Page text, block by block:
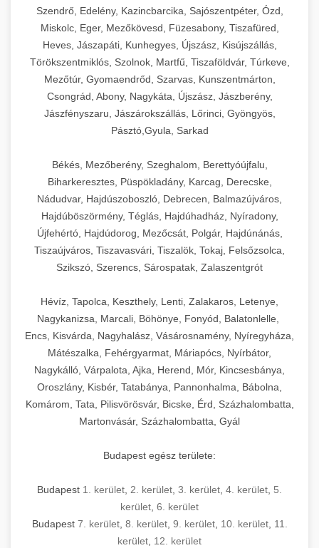
chef-iparikonyhagepek.hu
kereskedelmi sajtreszelő
Teljes körű nagykonyhai berendezések és
professzionális vendéglátóipari kellékek.
Minden, ami szükséges éttermi és catering
műveletekhez.
chef-iparikonyhagepek.hu
kereskedelmi konyhai megoldások
Szendrő, Edelény, Kazincbarcika, Sajószentpéter, Ózd,
Miskolc, Eger, Mezőkövesd, Füzesabony, Tiszafüred,
Heves, Jászapáti, Kunhegyes, Újszász, Kisújszállás,
Törökszentmiklós, Szolnok, Martfű, Tiszaföldvár, Túrkeve,
Mezőtúr, Gyomaendrőd, Szarvas, Kunszentmárton,
Csongrád, Abony, Nagykáta, Újszász, Jászberény,
Jászfényszaru, Jászárokszállás, Lőrinci, Gyöngyös,
Pásztó,Gyula, Sarkad
Békés, Mezőberény, Szeghalom, Berettyóújfalu,
Biharkeresztes, Püspökladány, Karcag, Derecske,
Nádudvar, Hajdúszoboszló, Debrecen, Balmazújváros,
Hajdúböszörmény, Téglás, Hajdúhadház, Nyíradony,
Újfehértó, Hajdúdorog, Mezőcsát, Polgár, Hajdúnánás,
Tiszaújváros, Tiszavasvári, Tiszalök, Tokaj, Felsőzsolca,
Szikszó, Szerencs, Sárospatak, Zalaszentgrót
Hévíz, Tapolca, Keszthely, Lenti, Zalakaros, Letenye,
Nagykanizsa, Marcali, Böhönye, Fonyód, Balatonlelle,
Encs, Kisvárda, Nagyhalász, Vásárosnamény, Nyíregyháza,
Mátészalka, Fehérgyarmat, Máriapócs, Nyírbátor,
Nagykálló, Várpalota, Ajka, Herend, Mór, Kincsesbánya,
Oroszlány, Kisbér, Tatabánya, Pannonhalma, Bábolna,
Komárom, Tata, Pilisvörösvár, Bicske, Érd, Százhalombatta,
Martonvásár, Százhalombatta, Gyál
Budapest egész területe:
Budapest 1. kerület 2. kerület 3. kerület 4. kerület 5.
kerület 6. kerület
Budapest 7. kerület, 8. kerület, 9. kerület, 10. kerület, 11.
kerület 12. kerület